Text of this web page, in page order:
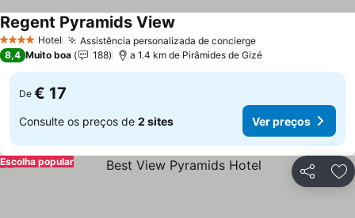
4 EstrelasHotel Assistência personalizada de conciergeVer preços
Regent Pyramids View
8,4 Muito boa 188 a 1.4 km de Pirâmides de Gizé
De € 17
Consulte os preços de 2 sites Ver preços
Partilhar
Escolha popular